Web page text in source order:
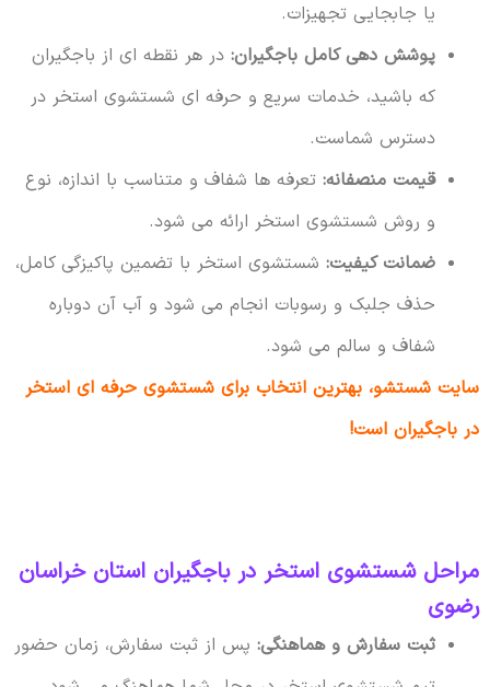
یا جابجایی تجهیزات.
پوشش دهی کامل باجگیران:در هر نقطه ای از باجگیران
که باشید، خدمات سریع و حرفه ای شستشوی استخر در
دسترس شماست.
قیمت منصفانه:تعرفه ها شفاف و متناسب با اندازه، نوع
و روش شستشوی استخر ارائه می شود.
ضمانت کیفیت:شستشوی استخر با تضمین پاکیزگی کامل،
حذف جلبک و رسوبات انجام می شود و آب آن دوباره
شفاف و سالم می شود.
سایت شستشو، بهترین انتخاب برای شستشوی حرفه ای استخر
در باجگیران است!
مراحل شستشوی استخر در باجگیران استان خراسان
رضوی
ثبت سفارش و هماهنگی:پس از ثبت سفارش، زمان حضور